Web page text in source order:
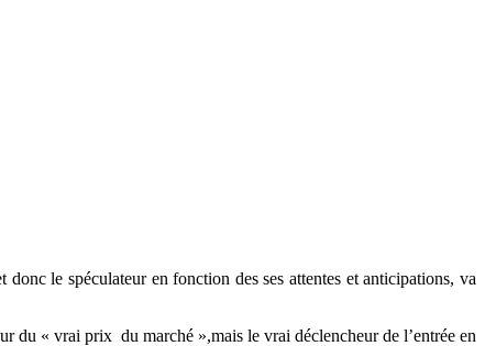
le spéculateur en fonction des ses attentes et anticipations, va
du « vrai prix du marché »,mais le vrai déclencheur de l’entrée en